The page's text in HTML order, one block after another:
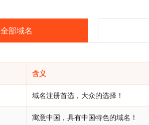
全部域名
含义
域名注册首选，大众的选择！
寓意中国，具有中国特色的域名！